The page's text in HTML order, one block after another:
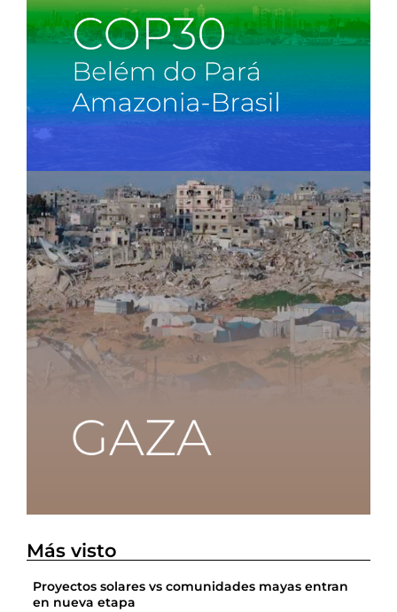
Más visto
Proyectos solares vs comunidades mayas entran
en nueva etapa